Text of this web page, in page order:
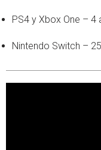
PS4 y Xbox One – 4
Nintendo Switch –